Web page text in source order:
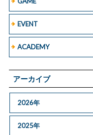
EVENT
ACADEMY
アーカイブ
2026年
2025年